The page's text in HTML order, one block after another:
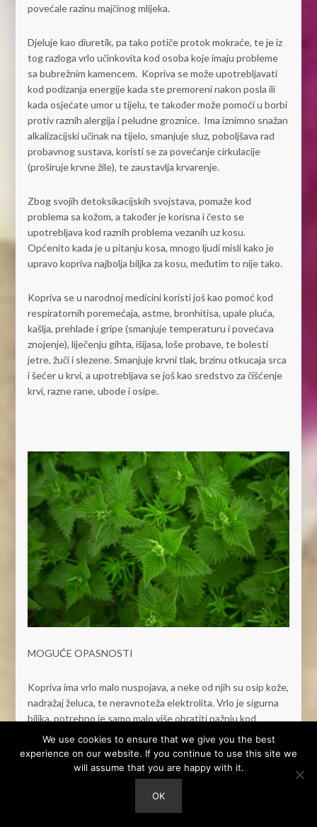
povećale razinu majčinog mlijeka.
Djeluje kao diuretik, pa tako potiče protok mokraće, te je iz
tog razloga vrlo učinkovita kod osoba koje imaju probleme
sa bubrežnim kamencem. Kopriva se može upotrebljavati
kod podizanja energije kada ste premoreni nakon posla ili
kada osjećate umor u tijelu, te također može pomoći u borbi
protiv raznih alergija i peludne groznice. Ima iznimno snažan
alkalizacijski učinak na tijelo, smanjuje sluz, poboljšava rad
probavnog sustava, koristi se za povećanje cirkulacije
(proširuje krvne žile), te zaustavlja krvarenje.
Zbog svojih detoksikacijskih svojstava, pomaže kod
problema sa kožom, a također je korisna i često se
upotrebljava kod raznih problema vezanih uz kosu.
Općenito kada je u pitanju kosa, mnogo ljudi misli kako je
upravo kopriva najbolja biljka za kosu, međutim to nije tako.
Kopriva se u narodnoj medicini koristi još kao pomoć kod
respiratornih poremećaja, astme, bronhitisa, upale pluća,
kašlja, prehlade i gripe (smanjuje temperaturu i povećava
znojenje), liječenju gihta, išijasa, loše probave, te bolesti
jetre, žuči i slezene. Smanjuje krvni tlak, brzinu otkucaja srca
i šećer u krvi, a upotrebljava se još kao sredstvo za čišćenje
krvi, razne rane, ubode i osipe.
MOGUĆE OPASNOSTI
Kopriva ima vrlo malo nuspojava, a neke od njih su osip kože,
nadražaj želuca, te neravnoteža elektrolita. Vrlo je sigurna
biljka, potrebno je samo malo više obratiti pažnju kod
ubiranja, budući da zna „opeći“ što zna nekada biti vrlo
iritantno, stoga budite oprezni i koristite rukavice.
We use cookies to ensure that we give you the best
experience on our website. If you continue to use this site we
will assume that you are happy with it.
OK